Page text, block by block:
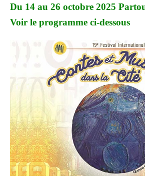
Du 14 au 26 octobre 2025
Voir le programme ci-dessous